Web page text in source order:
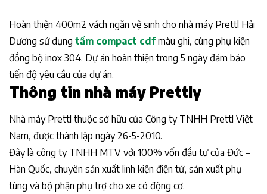
Hoàn thiện 400m2 vách ngăn vệ sinh cho nhà máy Prettl Hải
Dương sử dụng tấm compact cdf màu ghi, cùng phụ kiện
đồng bộ inox 304. Dự án hoàn thiện trong 5 ngày đảm bảo
tiến độ yêu cầu của dự án.
Thông tin nhà máy Prettly
Nhà máy Prettl thuộc sở hữu của Công ty TNHH Prettl Việt
Nam, được thành lập ngày 26-5-2010.
Đây là công ty TNHH MTV với 100% vốn đầu tư của Đức –
Hàn Quốc, chuyên sản xuất linh kiện điện tử, sản xuất phụ
tùng và bộ phận phụ trợ cho xe có động cơ.